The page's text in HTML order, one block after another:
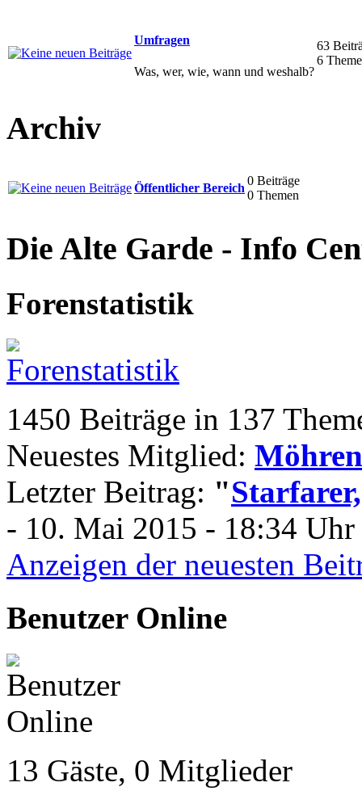
Umfragen
Was, wer, wie, wann und weshalb?
63
6
Archiv
Öffentlicher Bereich
0 Beiträge
0 Themen
Die Alte Garde - Info
Forenstatistik
1450 Beiträge in 137
Neuestes Mitglied:
Letzter Beitrag: "
- 10. Mai 2015 - 18:34 Uhr
Anzeigen der neuesten
Benutzer Online
13 Gäste, 0 Mitglieder